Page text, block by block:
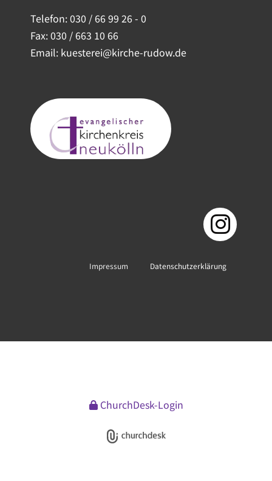
Telefon:030 / 66 99 26 - 0
Fax: 030 / 663 10 66
Email: kuesterei@kirche-rudow.de
Impressum Datenschutzerklärung
ChurchDesk-Login